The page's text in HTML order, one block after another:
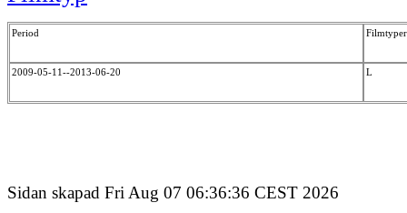
Period Filmtyper
2009-05-11--2013-06-20 L
Sidan skapad Fri Aug 07 06:36:36 CEST 2026